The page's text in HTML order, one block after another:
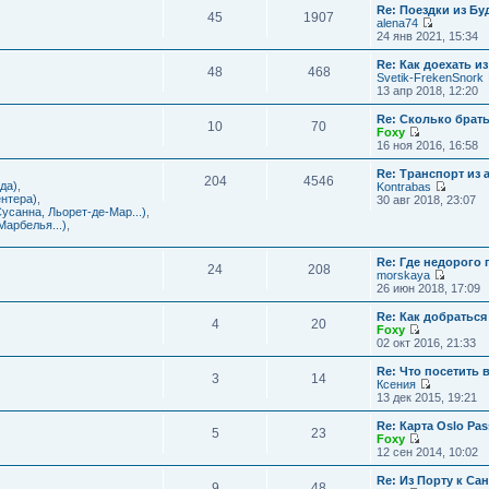
ю
о
б
щ
е
н
и
ю
е
м
у
с
о
о
б
щ
е
и
ю
л
д
н
е
м
у
с
о
б
щ
е
н
и
к
п
о
л
е
д
н
е
у
с
о
о
б
и
ю
45 1907
Re: Поездки из
alena74
П
е
р
е
й
т
к
п
о
л
е
д
с
о
о
щ
н
и
ю
24 янв 2021, 15:34
48 468
Re: Как доехать
Svetik-FrekenSnork
13 апр 2018, 12:20
10 70
Re: Сколько
Foxy
П
е
р
е
й
т
п
о
с
л
е
д
н
е
с
о
о
щ
н
и
ю
16 ноя 2016, 16:58
Льорет-де-Мар...)
204 4546
Re: Транспорт из
Kontrabas
П
й
т
п
о
л
е
д
е
с
о
о
щ
30 авг 2018, 23:07
24 208
Re: Где недорого
morskaya
П
е
р
е
й
т
к
п
о
л
д
н
е
26 июн 2018, 17:09
4 20
Re: Как
Foxy
П
е
р
е
й
т
к
п
о
л
02 окт 2016, 21:33
3 14
Re: Что посетить
Ксения
П
е
р
е
й
т
13 дек 2015, 19:21
5 23
Re: Карта Oslo
Foxy
П
е
р
12 сен 2014, 10:02
Re: Из Порту к